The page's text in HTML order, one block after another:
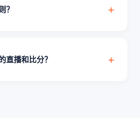
？
直播和比分？